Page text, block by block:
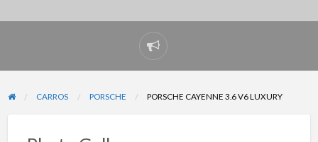
Reportar
problema
CARROS PORSCHE PORSCHE CAYENNE 3.6 V6 LUXURY